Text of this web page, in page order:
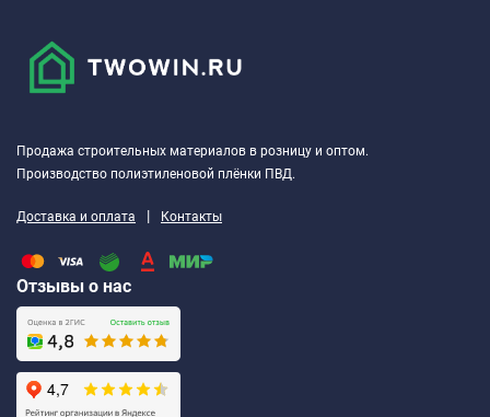
Продажа строительных материалов в розницу и оптом.
Производство полиэтиленовой плёнки ПВД.
Доставка и оплата | Контакты
Отзывы о нас